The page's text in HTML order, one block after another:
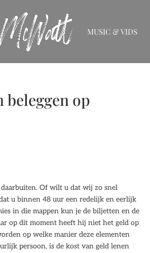
MUSIC & VIDS
beleggen op
Of wilt u dat wij zo snel
u binnen 48 uur een redelijk en eerlijk
in die mappen kun je de biljetten en de
op dit moment heeft hij niet het geld op
op welke manier deze elementen
persoon, is de kost van geld lenen